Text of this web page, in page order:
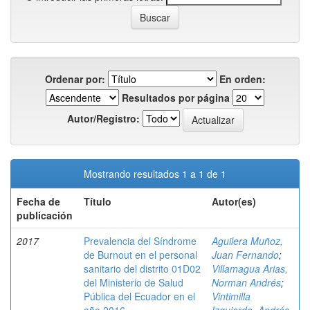
Ordenar por:
En orden:
Resultados por página
Autor/Registro:
Mostrando resultados 1 a 1 de 1
Fecha de
publicación
Título Autor(es)
2017
Prevalencia del Síndrome
de Burnout en el personal
sanitario del distrito 01D02
del Ministerio de Salud
Pública del Ecuador en el
Aguilera Muñoz,
Juan Fernando;
Villamagua Arias,
Norman Andrés;
Vintimilla